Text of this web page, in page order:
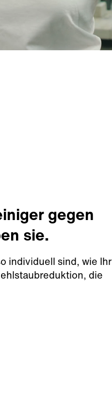
gegen
sie.
individuell sind, wie Ihr
die